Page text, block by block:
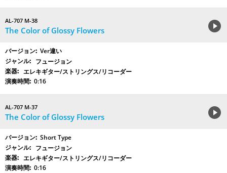
AL-707 M-38
The Color of Glossy Flowers
Ver違い
フュージョン
エレキギター/ストリングス/リコーダー
0:16
AL-707 M-37
The Color of Glossy Flowers
Short Type
フュージョン
エレキギター/ストリングス/リコーダー
0:16